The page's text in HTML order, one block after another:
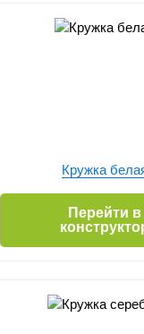
Кружка
Перейти в